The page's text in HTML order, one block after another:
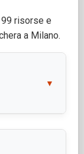
risorse e
a Milano.
▼